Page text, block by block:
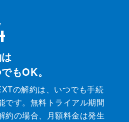
もOK。
の解約は、いつでも手続
です。無料トライアル期間
約の場合、月額料金は発生